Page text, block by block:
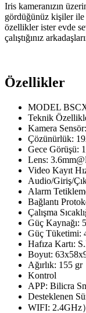
Iris kameranızın
gördüğünüz kişiler
özellikler ister evde
çalıştığınız
Özellikler
MODEL
Teknik
Kamera
Çözünürlük:
Gece Görüşü:
Lens:
Video Kayıt
Audio/Giriş/
Alarm
Bağlantı
Çalışma
Güç Kaynağı:
Güç Tüketimi:
Hafıza Kartı:
Boyut:
Ağırlık: 155 gr
Kontrol
APP: Bilicra
Desteklenen
WIFI: 2.4GHz）